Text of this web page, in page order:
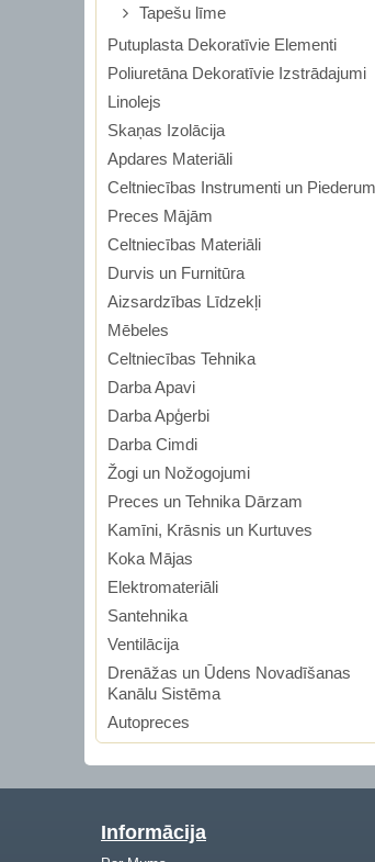
Tapešu līme
Putuplasta Dekoratīvie Elementi
Poliuretāna Dekoratīvie Izstrādajumi
Linolejs
Skaņas Izolācija
Apdares Materiāli
Celtniecības Instrumenti un
Preces Mājām
Celtniecības Materiāli
Durvis un Furnitūra
Aizsardzības Līdzekļi
Mēbeles
Celtniecības Tehnika
Darba Apavi
Darba Apģerbi
Darba Cimdi
Žogi un Nožogojumi
Preces un Tehnika Dārzam
Kamīni, Krāsnis un Kurtuves
Koka Mājas
Elektromateriāli
Santehnika
Ventilācija
Drenāžas un Ūdens Novadīšanas
Kanālu Sistēma
Autopreces
Informācija